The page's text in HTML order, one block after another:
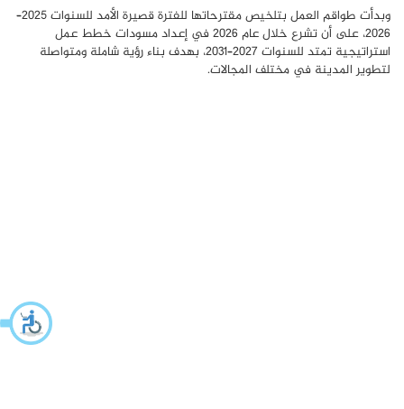
وبدأت طواقم العمل بتلخيص مقترحاتها للفترة قصيرة الأمد للسنوات 2025–
2026، على أن تشرع خلال عام 2026 في إعداد مسودات خطط عمل
استراتيجية تمتد للسنوات 2027–2031، بهدف بناء رؤية شاملة ومتواصلة
لتطوير المدينة في مختلف المجالات.